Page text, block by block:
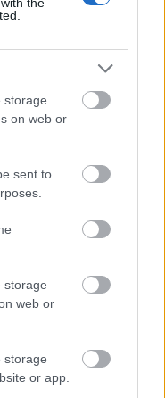
storage
on web or
sent to
storage
web or
storage
or app.
a La
Fiorenzo Galli, a
a